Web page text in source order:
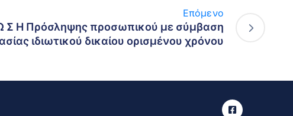
Επόμενο
Σ Η Πρόσληψης προσωπικού με σύμβαση
ιδιωτικού δικαίου ορισμένου χρόνου